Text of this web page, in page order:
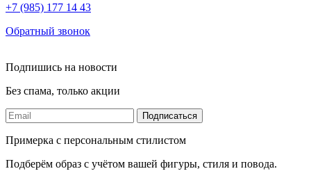
+7 (985) 177 14 43
Обратный звонок
Подпишись на новости
Без спама, только акции
Подписаться
Примерка с персональным стилистом
Подберём образ с учётом вашей фигуры, стиля и повода.